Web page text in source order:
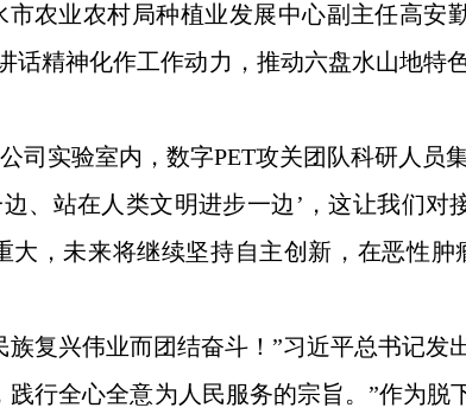
农业农村局种植业发展中心副主任高安
话精神化作工作动力，推动六盘水山地
司实验室内，数字PET攻关团队科研人员
、站在人类文明进步一边’，这让我们
，未来将继续坚持自主创新，在恶性
复兴伟业而团结奋斗！”习近平总书记发
行全心全意为人民服务的宗旨。”作为